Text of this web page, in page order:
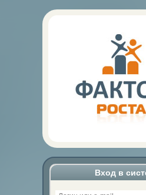
Вход в